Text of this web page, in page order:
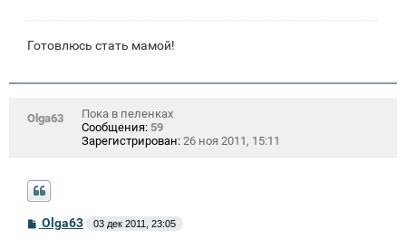
Готовлюсь стать мамой!
Olga63
Пока в пеленках
Сообщения: 59
Зарегистрирован: 26 ноя 2011, 15:11
С
о
Olga63 03 дек 2011, 23:05